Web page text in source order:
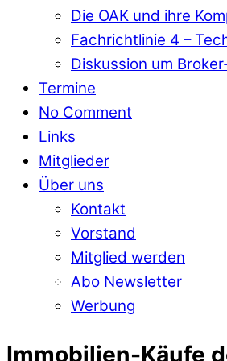
Die OAK und ihre
Fachrichtlinie 4 –
Diskussion um
Termine
No Comment
Links
Mitglieder
Über uns
Kontakt
Vorstand
Mitglied werden
Abo Newsletter
Werbung
Immobilien-Käufe